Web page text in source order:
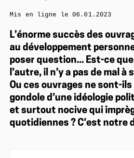
L’énorme succès des
au développement
poser question... Est-ce
l’autre, il n’y a pas de mal à
Ou ces ouvrages ne sont-
gondole d’une idéologie
et surtout nocive qui
quotidiennes ? C’est notre
Mis en ligne le06.01.2023